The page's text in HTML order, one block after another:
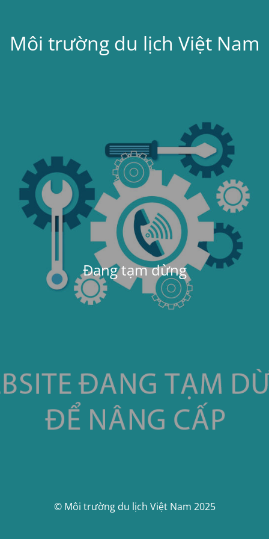
Môi trường du lịch Việt Nam
Đang tạm dừng
© Môi trường du lịch Việt Nam 2025